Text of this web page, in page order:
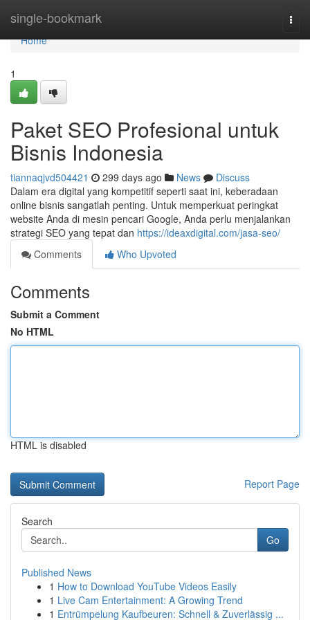
single-bookmark
Home
Home
1
Paket SEO Profesional untuk
Bisnis Indonesia
tiannaqjvd504421 299 days ago News
Discuss
Dalam era digital yang kompetitif seperti saat ini, keberadaan
online bisnis sangatlah penting. Untuk memperkuat peringkat
website Anda di mesin pencari Google, Anda perlu menjalankan
strategi SEO yang tepat dan https://ideaxdigital.com/jasa-seo/
Comments
Who Upvoted
Comments
Submit a Comment
No HTML
HTML is disabled
Report Page
Search
Go
Published News
1 How to Download YouTube Videos Easily
1 Live Cam Entertainment: A Growing Trend
1 Entrümpelung Kaufbeuren: Schnell & Zuverlässig ...